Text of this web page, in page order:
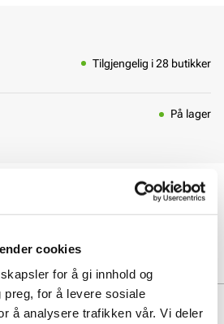
cookies
for å gi innhold og
preg, for å levere sosiale
å analysere trafikken vår. Vi deler
Tilgjengelig i 28 butikker
På lager